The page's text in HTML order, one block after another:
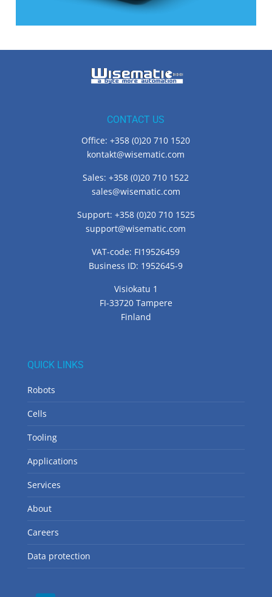
CONTACT US
Office: +358 (0)20 710 1520
kontakt@wisematic.com
Sales: +358 (0)20 710 1522
sales@wisematic.com
Support: +358 (0)20 710 1525
support@wisematic.com
VAT-code: FI19526459
Business ID: 1952645-9
Visiokatu 1
FI-33720 Tampere
Finland
QUICK LINKS
Robots
Cells
Tooling
Applications
Services
About
Careers
Data protection